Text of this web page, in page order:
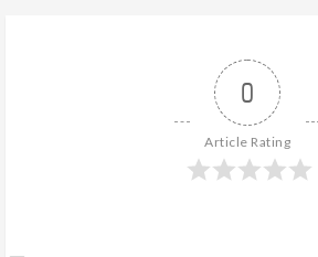
0
Article Rating